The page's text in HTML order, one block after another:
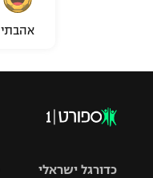
אהבתי
כדורגל ישראלי